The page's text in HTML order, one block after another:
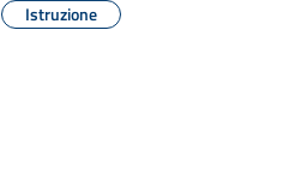
Istruzione